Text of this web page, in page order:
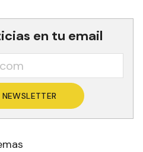
en tu email
NEWSLETTER